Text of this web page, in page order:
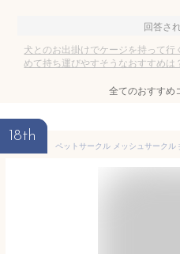
回答さ
犬とのお出掛けでケージを持って
めて持ち運びやすそうなおすすめは
全てのおすすめ
18th